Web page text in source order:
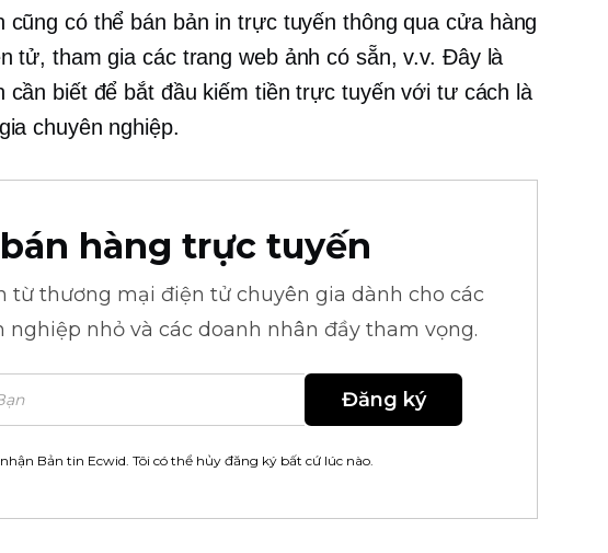
cũng có thể bán bản in trực tuyến thông qua cửa hàng
tử, tham gia các trang web ảnh có sẵn, v.v. Đây là
cần biết để bắt đầu kiếm tiền trực tuyến với tư cách là
chuyên nghiệp.
hàng trực tuyến
từ thương mại điện tử chuyên gia dành cho các
nghiệp nhỏ và các doanh nhân đầy tham vọng.
Đăng ký
Bản tin Ecwid. Tôi có thể hủy đăng ký bất cứ lúc nào.